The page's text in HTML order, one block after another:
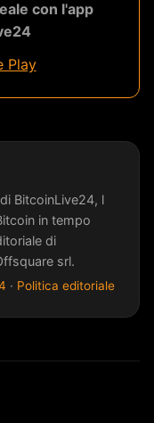
con l'app
Play
BitcoinLive24, l
in tempo
di
srl.
· Politica editoriale